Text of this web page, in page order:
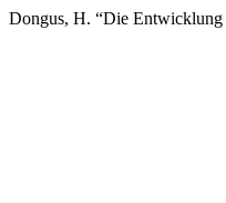
Dongus, H. “Die Entwicklung